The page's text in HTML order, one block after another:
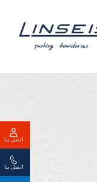
اتصل بنا
اتصل بنا